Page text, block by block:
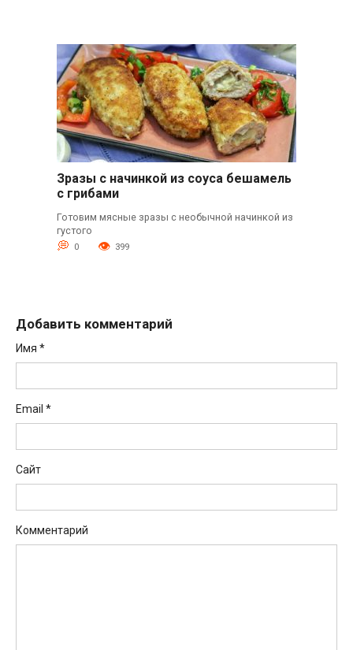
Зразы с начинкой из соуса бешамель
с грибами
Готовим мясные зразы с необычной начинкой из
густого
0 399
Добавить комментарий
Имя *
Email *
Сайт
Комментарий